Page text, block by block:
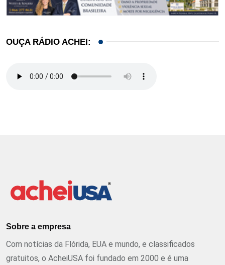
OUÇA RÁDIO ACHEI:
Sobre a empresa
Com notícias da Flórida, EUA e mundo, e classificados
gratuitos, o AcheiUSA foi fundado em 2000 e é uma